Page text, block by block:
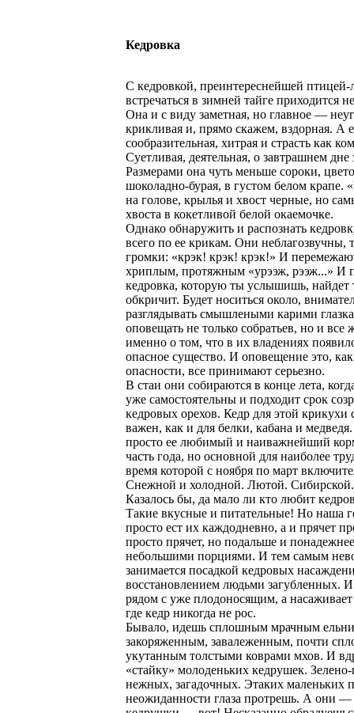
Кедровка
С кедровкой, преинтереснейшей птицей-
встречаться в зимней тайге приходится
Она и с виду заметная, но главное —
крикливая и, прямо скажем, вздорная. А
сообразительная, хитрая и страсть как
Суетливая, деятельная, о завтрашнем дне
Размерами она чуть меньше сороки,
шоколадно-бурая, в густом белом крапе.
на голове, крылья и хвост черные, но
хвоста в кокетливой белой окаемочке.
Однако обнаружить и распознать
всего по ее крикам. Они неблагозвучны,
громки: «крэк! крэк! крэк!» И
хриплым, протяжным «урээж, рээж...» И
кедровка, которую ты услышишь, найдет
обкричит. Будет носиться около,
разглядывать смышлеными карими
оповещать не только собратьев, но и все
именно о том, что в их владениях
опасное существо. И оповещение это,
опасности, все принимают серьезно.
В стаи они собираются в конце лета,
уже самостоятельны и подходит срок
кедровых орехов. Кедр для этой крикухи
важен, как и для белки, кабана и
просто ее любимый и наиважнейший
часть года, но основной для наиболее
время которой с ноября по март
Снежной и холодной. Лютой. Сибирской.
Казалось бы, да мало ли кто любит
Такие вкусные и питательные! Но наша
просто ест их каждодневно, а и прячет
просто прячет, но подальше и
небольшими порциями. И тем самым
занимается посадкой кедровых
восстановлением людьми загубленных. И
рядом с уже плодоносящим, а
где кедр никогда не рос.
Бывало, идешь сплошным мрачным
закоряженным, завалеженным, почти
укутанным толстыми коврами мхов. И
«стайку» молоденьких кедрушек.
нежных, загадочных. Этаких маленьких
неожиданности глаза протрешь. А они —